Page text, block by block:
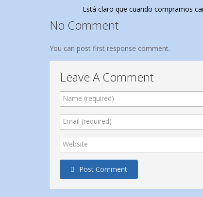
Está claro que cuando compramos
No Comment
You can post first response comment.
Leave A Comment
Name (required)
Email (required)
Website
Post Comment